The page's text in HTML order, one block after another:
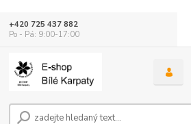
+420 725 437 882
Po - Pá: 9:00-17:00